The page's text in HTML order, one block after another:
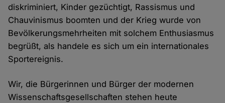
diskriminiert, Kinder gezüchtigt, Rassismus und
Chauvinismus boomten und der Krieg wurde von
Bevölkerungsmehrheiten mit solchem Enthusiasmus
begrüßt, als handele es sich um ein internationales
Sportereignis.
Wir, die Bürgerinnen und Bürger der modernen
Wissenschaftsgesellschaften stehen heute